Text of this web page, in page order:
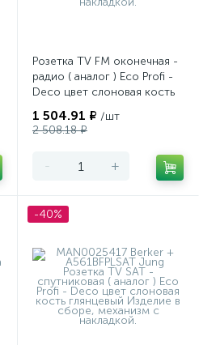
Розетка TV FM оконечная -
радио ( аналог ) Eco Profi -
Deco цвет слоновая кость
1 504.91 ₽ /шт
2 508.18 ₽
- +
-40%